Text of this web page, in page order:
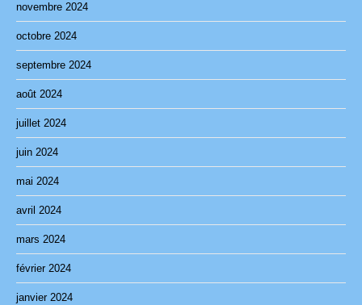
novembre 2024
octobre 2024
septembre 2024
août 2024
juillet 2024
juin 2024
mai 2024
avril 2024
mars 2024
février 2024
janvier 2024